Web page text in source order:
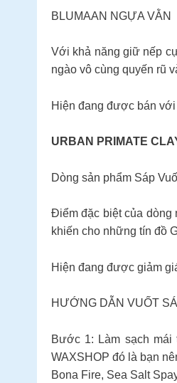
BLUMAAN NGỰA VẰN
Với khả năng giữ nếp
ngào vô cùng quyến rũ
Hiện đang được bán
URBAN PRIMATE
Dòng sản phẩm Sáp
Điểm đặc biệt của dòng
khiến cho những tín đồ
Hiện đang được giảm
HƯỚNG DẪN VUỐT
Bước 1: Làm sạch
WAXSHOP đó là bạn
Bona Fire, Sea Salt